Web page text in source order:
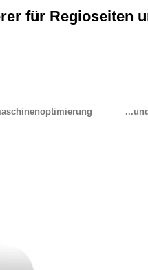
für Regioseiten